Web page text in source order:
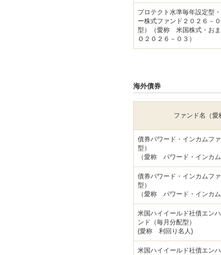
プロテクト水準毎年設定型
ー株式ファンド２０２６－
型）（愛称 米国株式・お
Ｏ２０２６－０３）
海外債券
ファンド名（愛
債券パワード・インカムフ
型）
（愛称 パワード・インカ
債券パワード・インカムフ
型）
（愛称 パワード・インカ
米国ハイイールド社債エン
ンド（毎月分配型）
(愛称 利回り名人)
米国ハイイールド社債エン